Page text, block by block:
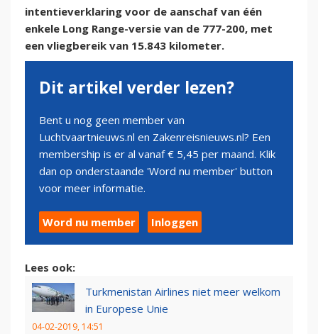
intentieverklaring voor de aanschaf van één
enkele Long Range-versie van de 777-200, met
een vliegbereik van 15.843 kilometer.
Dit artikel verder lezen?
Bent u nog geen member van
Luchtvaartnieuws.nl en Zakenreisnieuws.nl? Een
membership is er al vanaf € 5,45 per maand. Klik
dan op onderstaande 'Word nu member' button
voor meer informatie.
Word nu member Inloggen
Lees ook:
Turkmenistan Airlines niet meer welkom
in Europese Unie
04-02-2019, 14:51